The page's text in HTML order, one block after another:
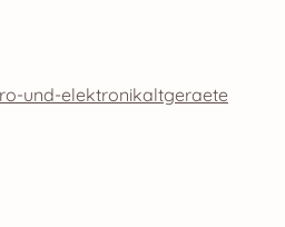
und-elektronikaltgeraete